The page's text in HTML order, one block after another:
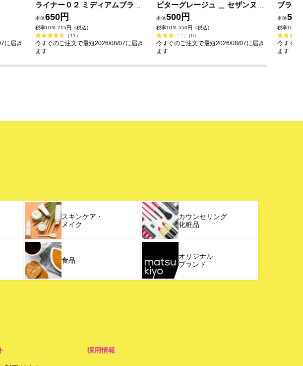
に届き
ライナー０２ ミディアムブラウ
ン ＿ 井田ラボラトリーズ
本体650円
税率10％ 715円（税込）
（11）
今すぐのご注文で最短2026/08/07に届き
ます
ビターグレージュ ＿ セザンヌ化
粧品
本体500円
税率10％ 550円（税込）
（0）
今すぐのご注文で最短2026/08/07に届き
ます
ブラウ
本体
税率10％
今すぐの
ます
スキンケア・
メイク
カウンセリング
化粧品
食品
オリジナル
ブランド
採用情報